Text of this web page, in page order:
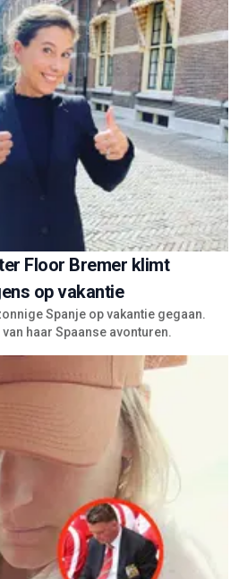
Floor Bremer klimt
op vakantie
Spanje op vakantie gegaan.
haar Spaanse avonturen.